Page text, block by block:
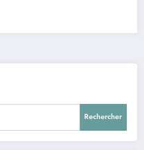
2000
Rechercher